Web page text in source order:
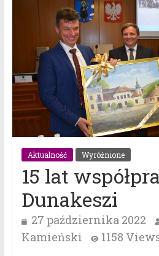
Aktualność Wyróżnione
15 lat
Dunakeszi
27 października 2022
Kamieński
1158